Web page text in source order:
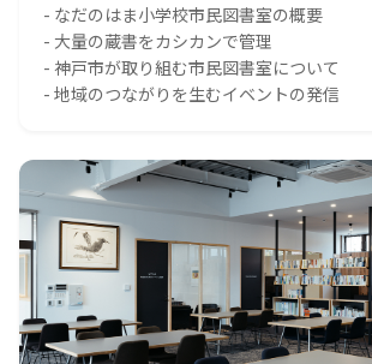
- なだのはま小学校市民図書室の概要
- 大量の蔵書をカシカンで管理
- 神戸市が取り組む市民図書室について
- 地域のつながりを生むイベントの発信